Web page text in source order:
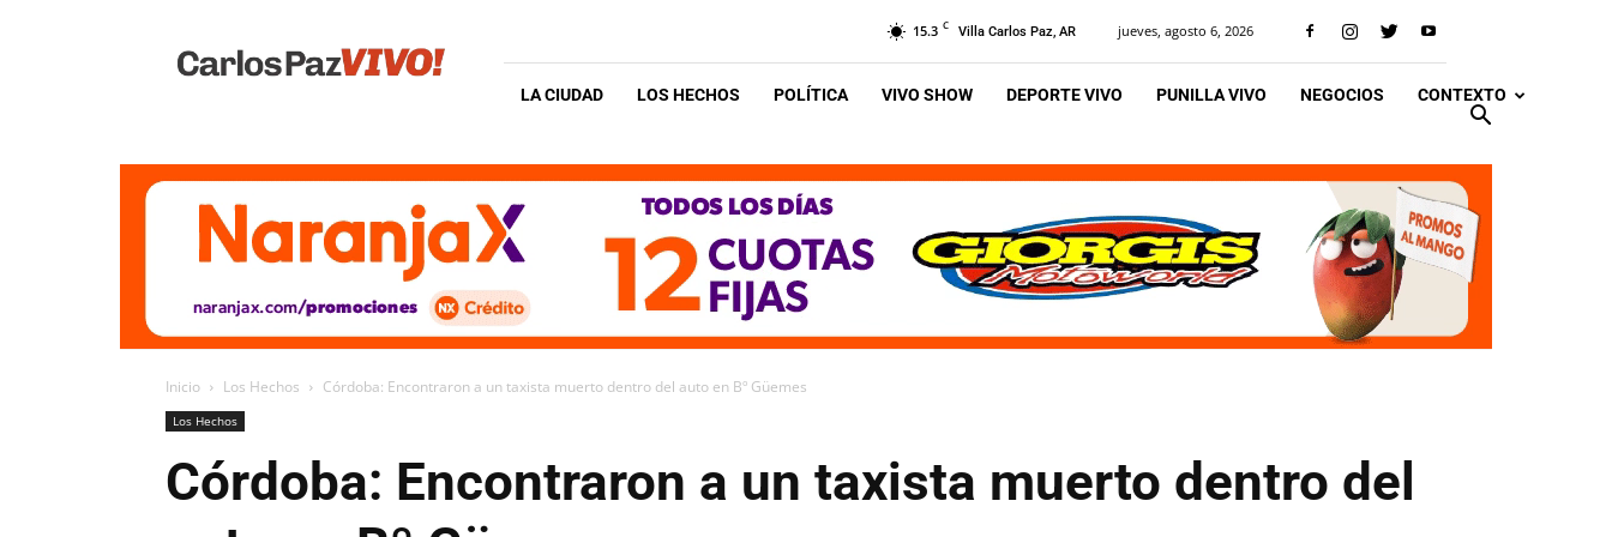
Vivo
15.3 C Villa Carlos Paz, AR jueves, agosto 6, 2026
LA CIUDAD LOS HECHOS POLÍTICA VIVO SHOW DEPORTE VIVO PUNILLA VIVO NEGOCIOS CONTEXTO
Inicio Los Hechos Córdoba: Encontraron a un taxista muerto dentro del auto en Bº Güemes
Los Hechos
Córdoba: Encontraron a un taxista muerto dentro del